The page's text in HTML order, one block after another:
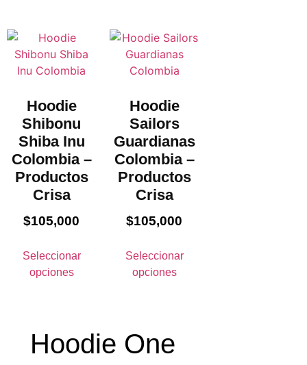
Hoodie
Shibonu
Shiba Inu
Colombia –
Productos
Crisa
$105,000
Seleccionar
opciones
Hoodie
Sailors
Guardianas
Colombia –
Productos
Crisa
$105,000
Seleccionar
opciones
Hoodie One